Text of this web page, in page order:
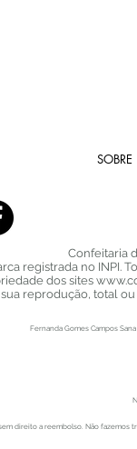
SOBRE
Confeitaria
registrada no INPI.
dos sites
sua reprodução, total
Fernanda Gomes Campos Sana
direito a reembolso. Não fazemos